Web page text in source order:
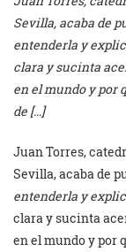
Sevilla, acaba de
entenderla y
clara y sucinta
en el mundo y por
de […]
Juan Torres,
Sevilla, acaba de
entenderla y
clara y sucinta
en el mundo y por